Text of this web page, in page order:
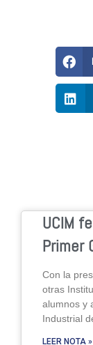
UCIM
Primer
Con la
otras
alumnos y
Industrial
LEER NOTA »